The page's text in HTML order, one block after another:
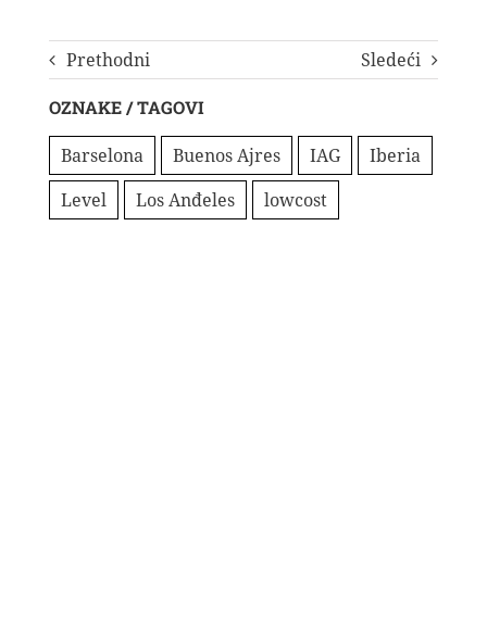
Prethodni Sledeći
OZNAKE / TAGOVI
Barselona Buenos Ajres IAG
Iberia
Level
Los Anđeles lowcost